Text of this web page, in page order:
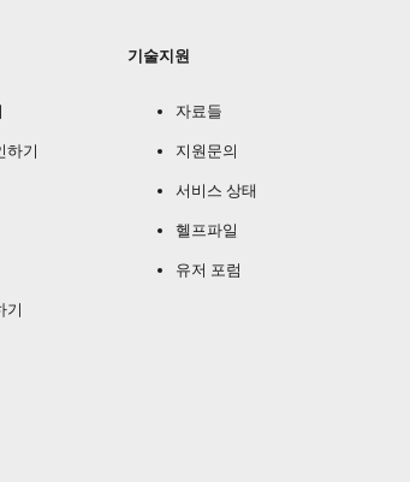
하기
기
기술지원
자료들
지원문의
서비스 상태
헬프파일
유저 포럼